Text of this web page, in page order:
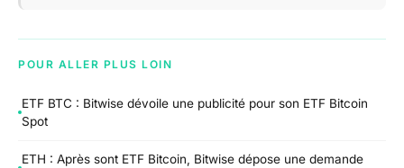
POUR ALLER PLUS LOIN
ETF BTC : Bitwise dévoile une publicité pour son ETF Bitcoin
Spot
ETH : Après sont ETF Bitcoin, Bitwise dépose une demande